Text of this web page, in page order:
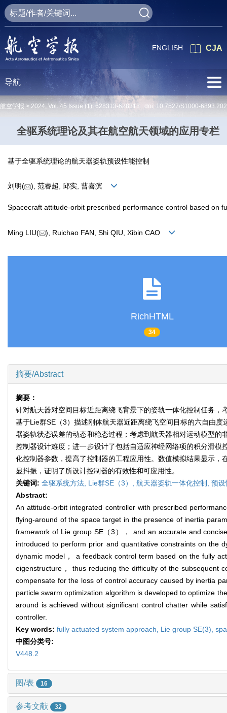
CJA
ENGLISH
导航
航空学报 > 2024, Vol. 45 Issue (1): 628313-628313 doi: 10.7527/S1000-
全驱系统理论及其在航空航天领域的应用专栏
基于全驱系统理论的航天器姿轨预设性能控制
刘明( ), 范睿超, 邱实, 曹喜滨
Spacecraft attitude-orbit prescribed performance control based on
Ming LIU( ), Ruichao FAN, Shi QIU, Xibin CAO
RichHTML
34
摘要/Abstract
摘要：
针对航天器对空间目标近距离绕飞背景下的姿轨一体化控制任务
基于Lie群SE（3）描述刚体航天器近距离绕飞空间目标的六自由
器姿轨状态误差的动态和稳态过程；考虑到航天器相对运动模型
控制器设计难度；进一步设计了包括自适应神经网络项的积分滑
化控制器参数，提高了控制器的工程应用性。数值模拟结果显示
显抖振，证明了所设计控制器的有效性和可应用性。
关键词: 全驱系统方法, Lie群SE（3）, 航天器姿轨一体化控制, 预
Abstract:
An attitude-orbit integrated controller with prescribed
flying-around of the space target in the presence of inertia
framework of Lie group SE（3）， and an accurate and
introduced to perform prior and quantitative constraints on the
dynamic model， a feedback control term based on the fully
eigenstructure， thus reducing the difficulty of the subsequent
compensate for the loss of control accuracy caused by inertia
particle swarm optimization algorithm is developed to optimize
around is achieved without significant control chatter while
controller.
Key words: fully actuated system approach, Lie group SE(3),
中图分类号:
V448.2
图/表 16
参考文献 32